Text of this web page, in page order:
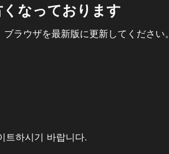
なっております
ラウザを最新版に更新してください。
트하시기 바랍니다.